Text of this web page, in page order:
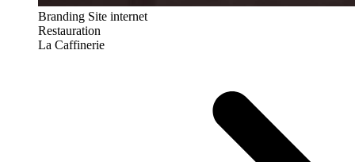
Branding Site internet
Restauration
La Caffinerie